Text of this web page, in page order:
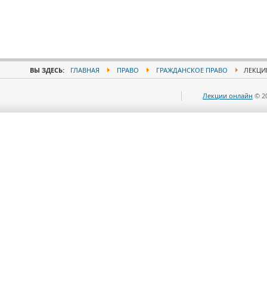
ВЫ ЗДЕСЬ: ГЛАВНАЯ ПРАВО ГРАЖДАНСКОЕ ПРАВО
Лекции онлайн ©